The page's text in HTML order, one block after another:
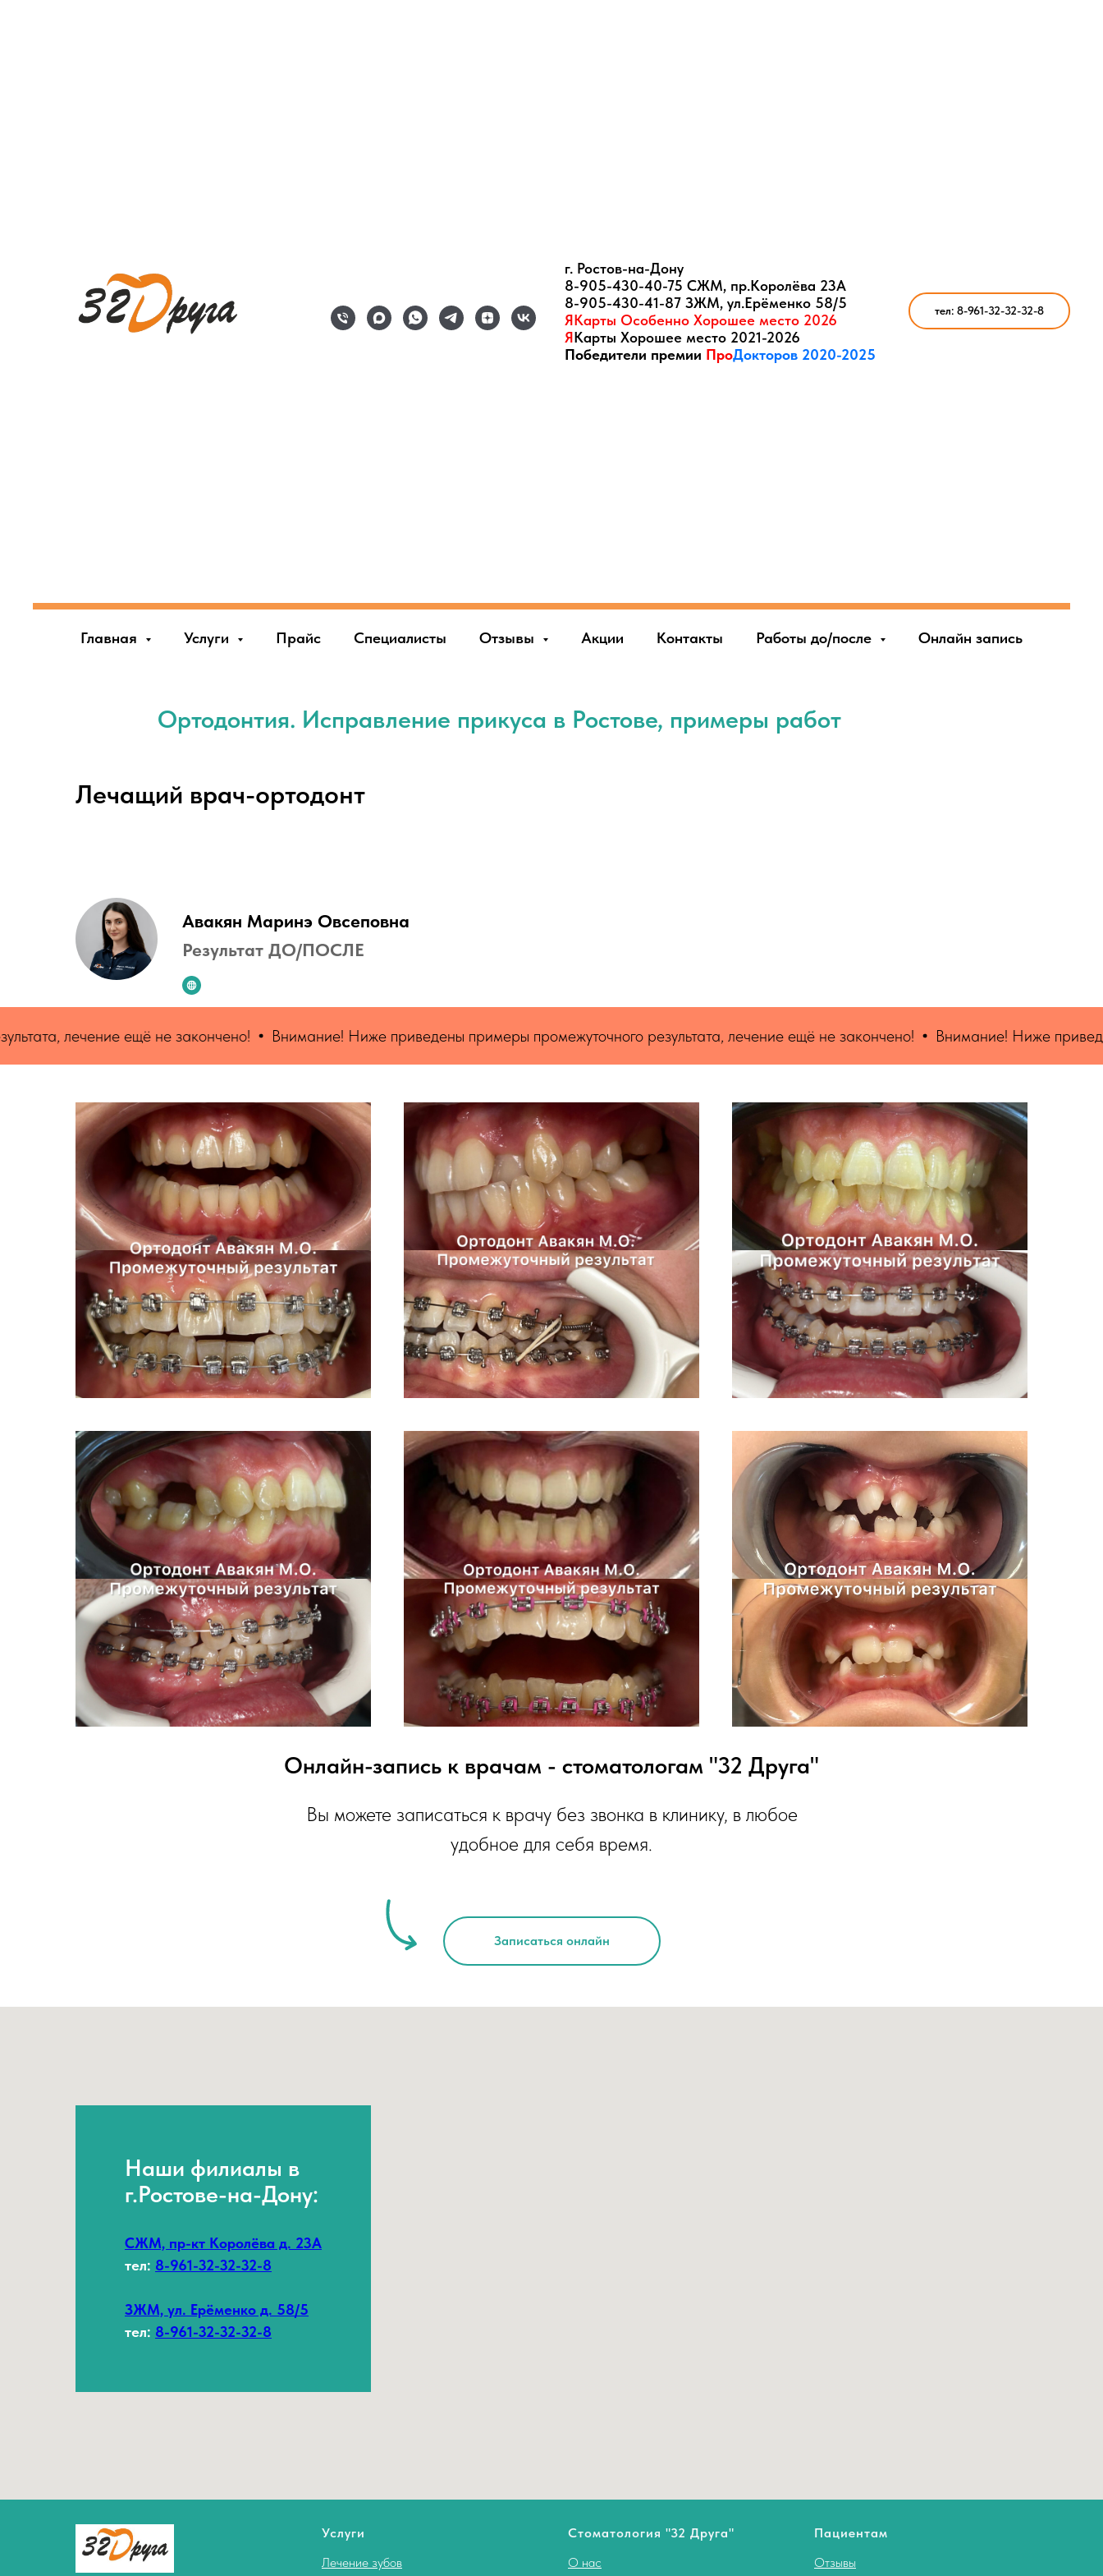
г. Ростов-на-Дону
8-905-430-40-75 СЖМ, пр.Королёва 23А
8-905-430-41-87 ЗЖМ, ул.Ерёменко 58/5
ЯКарты Особенно Хорошее место 2026
ЯКарты Хорошее место 2021-2026
Победители премии ПроДокторов 2020-2025
тел: 8-961-32-32-32-8
Главная Услуги Прайс Специалисты Отзывы Акции Контакты Работы до/после Онлайн запись
Ортодонтия. Исправление прикуса в Ростове, примеры работ
Лечащий врач-ортодонт
Авакян Маринэ Овсеповна
Результат ДО/ПОСЛЕ
ещё не закончено! Внимание! Ниже приведены примеры промежуточного результата, лечение ещё не закончено! Внимание! Ниже приведены примеры
Онлайн-запись к врачам - стоматологам "32 Друга"
Вы можете записаться к врачу без звонка в клинику, в любое
удобное для себя время.
Записаться онлайн
Наши филиалы в
г.Ростове-на-Дону:
СЖМ, пр-кт Королёва д. 23А
тел: 8-961-32-32-32-8
ЗЖМ, ул. Ерёменко д. 58/5
тел: 8-961-32-32-32-8
Услуги
Лечение зубов
Стоматология "32 Друга"
О нас
Пациентам
Отзывы